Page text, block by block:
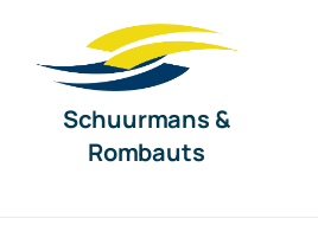
naar
Schuurmans &
Rombauts